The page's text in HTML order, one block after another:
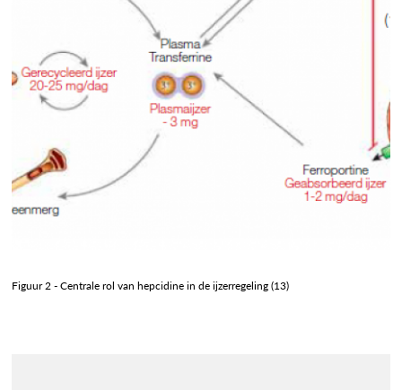
Figuur 2 - Centrale rol van hepcidine in de ijzerregeling (13)